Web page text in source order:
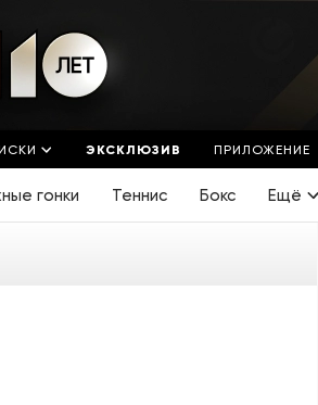
ЭКСКЛЮЗИВ ПРИЛОЖЕНИЕ
гонки Теннис Бокс Ещё